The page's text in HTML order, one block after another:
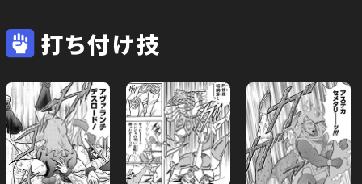
打ち付け技